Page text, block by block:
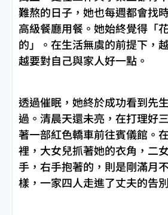
難熬的日子，她也每週都會找
高級餐廳用餐。她始終覺得「
的」。在生活無虞的前提下，
越要對自己與家人好一點。
透過催眠，她終於成功看到先
過。清晨天還未亮，在打理好
著一部紅色轎車前往賓儀館。
裡，大女兒抓著她的衣角，二
手，右手抱著的，則是剛滿月
樣，一家四人走進了丈夫的告